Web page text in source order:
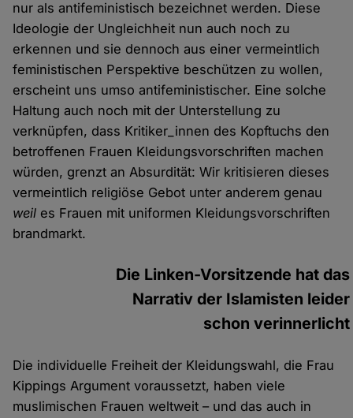
nur als antifeministisch bezeichnet werden. Diese
Ideologie der Ungleichheit nun auch noch zu
erkennen und sie dennoch aus einer vermeintlich
feministischen Perspektive beschützen zu wollen,
erscheint uns umso antifeministischer. Eine solche
Haltung auch noch mit der Unterstellung zu
verknüpfen, dass Kritiker_innen des Kopftuchs den
betroffenen Frauen Kleidungsvorschriften machen
würden, grenzt an Absurdität: Wir kritisieren dieses
vermeintlich religiöse Gebot unter anderem genau
weil es Frauen mit uniformen Kleidungsvorschriften
brandmarkt.
Die Linken-Vorsitzende hat das
Narrativ der Islamisten leider
schon verinnerlicht
Die individuelle Freiheit der Kleidungswahl, die Frau
Kippings Argument voraussetzt, haben viele
muslimischen Frauen weltweit – und das auch in